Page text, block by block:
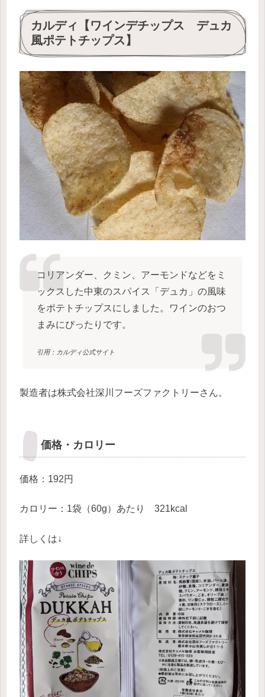
カルディ【ワインデチップス デュカ
風ポテトチップス】
コリアンダー、クミン、アーモンドなどをミ
ックスした中東のスパイス「デュカ」の風味
をポテトチップスにしました。ワインのおつ
まみにぴったりです。
引用：カルディ公式サイト
製造者は株式会社深川フーズファクトリーさん。
価格・カロリー
価格：192円
カロリー：1袋（60g）あたり 321kcal
詳しくは↓